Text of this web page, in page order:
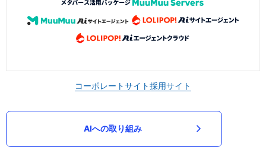
コーポレートサイト採用サイト
AIへの取り組み